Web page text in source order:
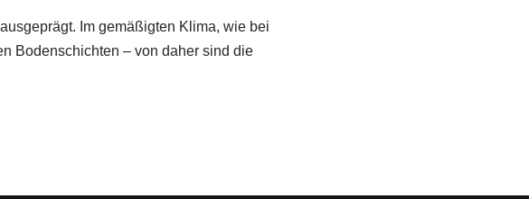
Im gemäßigten Klima, wie bei
Bodenschichten – von daher sind die